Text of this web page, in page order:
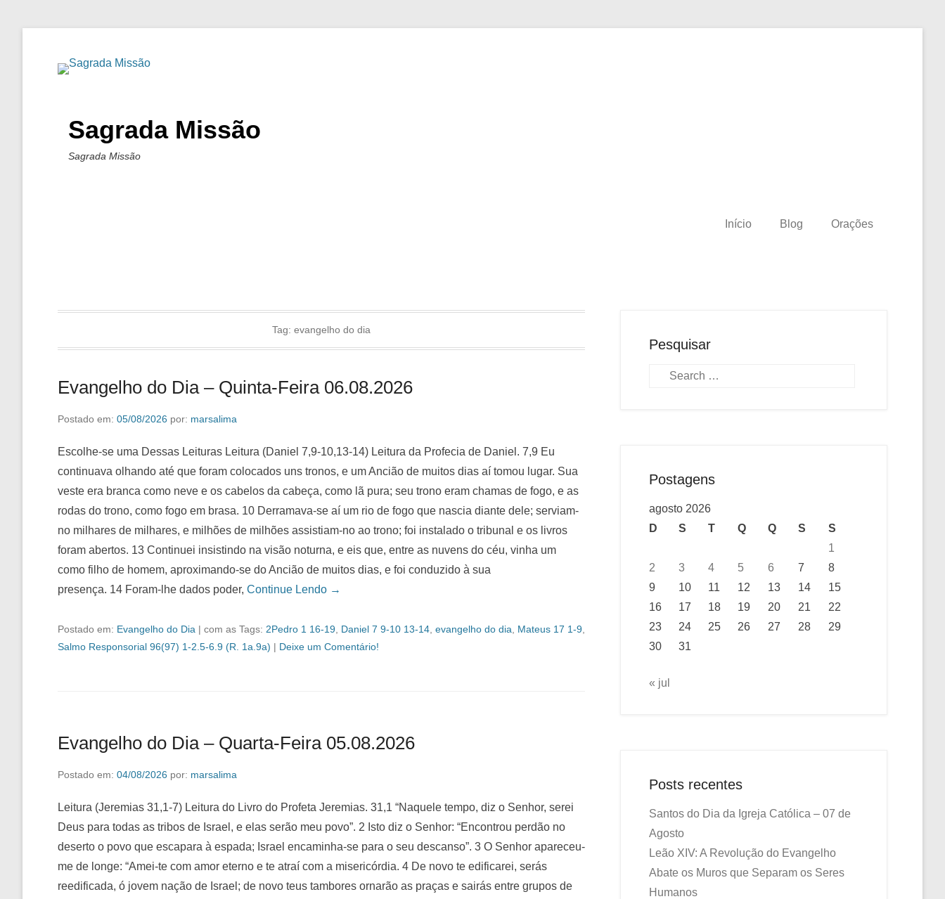
Sagrada Missão
Sagrada Missão
Início Blog Orações
Tag: evangelho do dia
Evangelho do Dia – Quinta-Feira 06.08.2026
Postado em: 05/08/2026 por: marsalima
Escolhe-se uma Dessas Leituras Leitura (Daniel 7,9-10,13-14) Leitura da Profecia de Daniel. 7,9 Eu
continuava olhando até que foram colocados uns tronos, e um Ancião de muitos dias aí tomou lugar. Sua
veste era branca como neve e os cabelos da cabeça, como lã pura; seu trono eram chamas de fogo, e as
rodas do trono, como fogo em brasa. 10 Derramava-se aí um rio de fogo que nascia diante dele; serviam-
no milhares de milhares, e milhões de milhões assistiam-no ao trono; foi instalado o tribunal e os livros
foram abertos. 13 Continuei insistindo na visão noturna, e eis que, entre as nuvens do céu, vinha um
como filho de homem, aproximando-se do Ancião de muitos dias, e foi conduzido à sua
presença. 14 Foram-lhe dados poder, Continue Lendo →
Postado em: Evangelho do Dia | com as Tags: 2Pedro 1 16-19 Daniel 7 9-10 13-14 evangelho do dia Mateus 17 1-9
Salmo Responsorial 96(97) 1-2.5-6.9 (R. 1a.9a) | Deixe um Comentário!
Evangelho do Dia – Quarta-Feira 05.08.2026
Postado em: 04/08/2026 por: marsalima
Leitura (Jeremias 31,1-7) Leitura do Livro do Profeta Jeremias. 31,1 “Naquele tempo, diz o Senhor, serei
Deus para todas as tribos de Israel, e elas serão meu povo”. 2 Isto diz o Senhor: “Encontrou perdão no
deserto o povo que escapara à espada; Israel encaminha-se para o seu descanso”. 3 O Senhor apareceu-
me de longe: “Amei-te com amor eterno e te atraí com a misericórdia. 4 De novo te edificarei, serás
reedificada, ó jovem nação de Israel; de novo teus tambores ornarão as praças e sairás entre grupos de
Pesquisar
Pesquisa
Postagens
agosto 2026
D
S T Q Q S
S
1
2
3 4 5 6 7
8
9
10 11 12 13 14
15
16
17 18 19 20 21
22
23
24 25 26 27 28
29
30
31
« jul
Posts recentes
Santos do Dia da Igreja Católica – 07 de
Agosto
Leão XIV: A Revolução do Evangelho
Abate os Muros que Separam os Seres
Humanos